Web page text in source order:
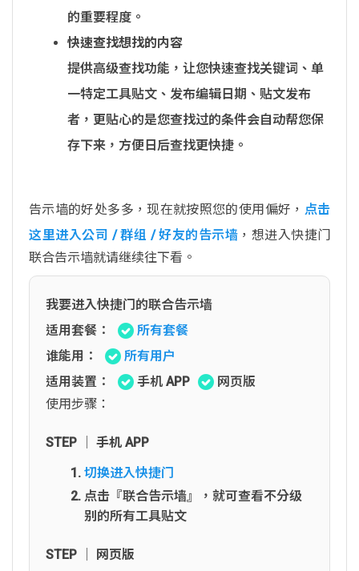
的重要程度。
快速查找想找的内容
提供高级查找功能，让您快速查找关键词、单
一特定工具贴文、发布编辑日期、贴文发布
者，更贴心的是您查找过的条件会自动帮您保
存下来，方便日后查找更快捷。
告示墙的好处多多，现在就按照您的使用偏好， 点击
这里进入公司 / 群组 / 好友的告示墙 ，想进入快捷门
联合告示墙就请继续往下看。
我要进入快捷门的联合告示墙
适用套餐：
所有套餐
谁能用：
所有用户
适用装置：
手机 APP
网页版
使用步骤：
STEP │ 手机 APP
切换进入快捷门
点击『联合告示墙』，就可查看不分级
别的所有工具贴文
STEP │ 网页版